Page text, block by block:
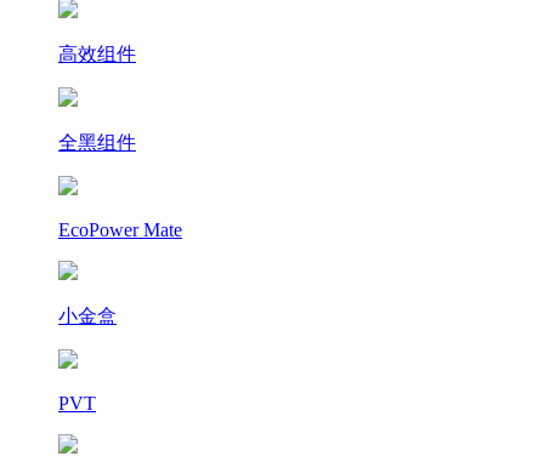
高效组件
全黑组件
EcoPower Mate
小金盒
PVT